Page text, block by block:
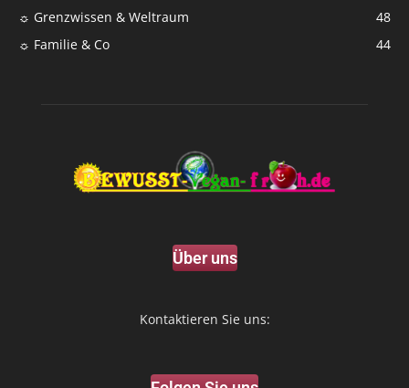
☼ Grenzwissen & Weltraum
48
☼ Familie & Co
44
Über uns
Kontaktieren Sie uns: